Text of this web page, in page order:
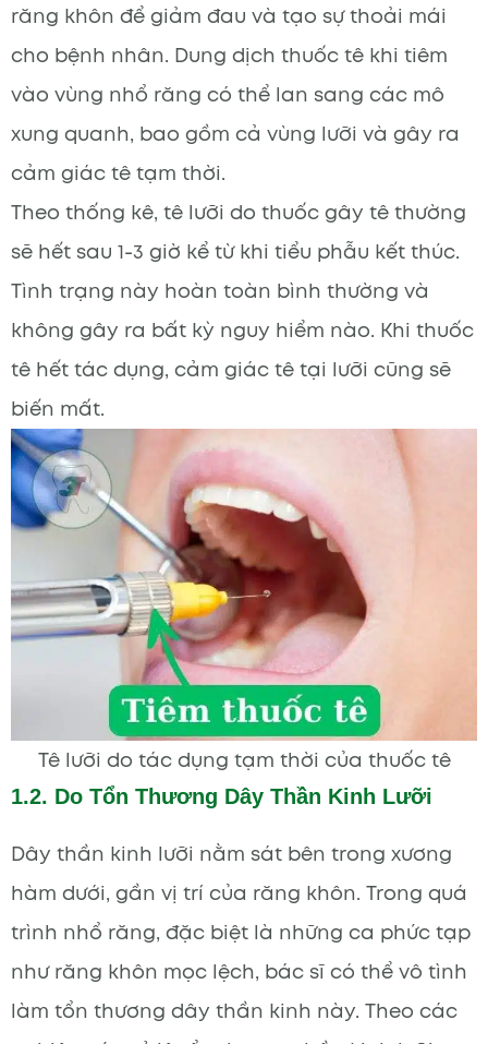
răng khôn để giảm đau và tạo sự thoải mái
cho bệnh nhân. Dung dịch thuốc tê khi tiêm
vào vùng nhổ răng có thể lan sang các mô
xung quanh, bao gồm cả vùng lưỡi và gây ra
cảm giác tê tạm thời.
Theo thống kê, tê lưỡi do thuốc gây tê thường
sẽ hết sau 1-3 giờ kể từ khi tiểu phẫu kết thúc.
Tình trạng này hoàn toàn bình thường và
không gây ra bất kỳ nguy hiểm nào. Khi thuốc
tê hết tác dụng, cảm giác tê tại lưỡi cũng sẽ
biến mất.
Tê lưỡi do tác dụng tạm thời của thuốc tê
1.2. Do Tổn Thương Dây Thần Kinh Lưỡi
Dây thần kinh lưỡi nằm sát bên trong xương
hàm dưới, gần vị trí của răng khôn. Trong quá
trình nhổ răng, đặc biệt là những ca phức tạp
như răng khôn mọc lệch, bác sĩ có thể vô tình
làm tổn thương dây thần kinh này. Theo các